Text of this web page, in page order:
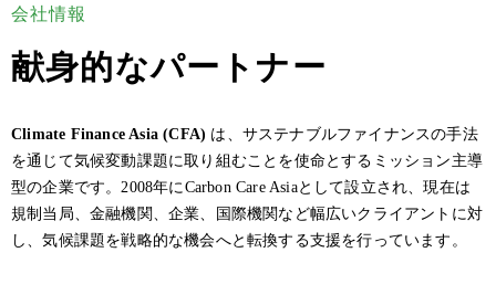
会社情報
献身的なパートナー
Climate Finance Asia (CFA) は、サステナブルファイナンスの手法
を通じて気候変動課題に取り組むことを使命とするミッション主導
型の企業です。2008年にCarbon Care Asiaとして設立され、現在は
規制当局、金融機関、企業、国際機関など幅広いクライアントに対
し、気候課題を戦略的な機会へと転換する支援を行っています。